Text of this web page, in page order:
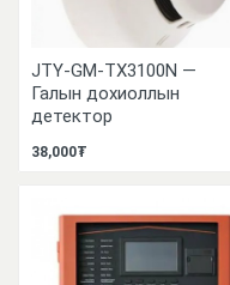
JTY-GM-TX3100N —
Галын дохиоллын
детектор
38,000₮